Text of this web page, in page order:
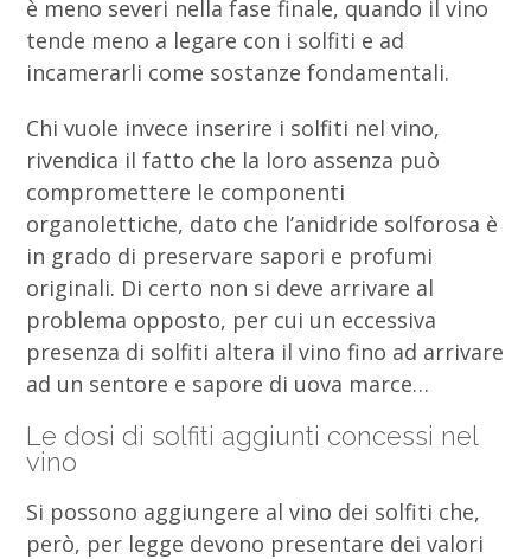
è meno severi nella fase finale, quando il vino
tende meno a legare con i solfiti e ad
incamerarli come sostanze fondamentali.
Chi vuole invece inserire i solfiti nel vino,
rivendica il fatto che la loro assenza può
compromettere le componenti
organolettiche, dato che l’anidride solforosa è
in grado di preservare sapori e profumi
originali. Di certo non si deve arrivare al
problema opposto, per cui un eccessiva
presenza di solfiti altera il vino fino ad arrivare
ad un sentore e sapore di uova marce…
Le dosi di solfiti aggiunti concessi nel
vino
Si possono aggiungere al vino dei solfiti che,
però, per legge devono presentare dei valori